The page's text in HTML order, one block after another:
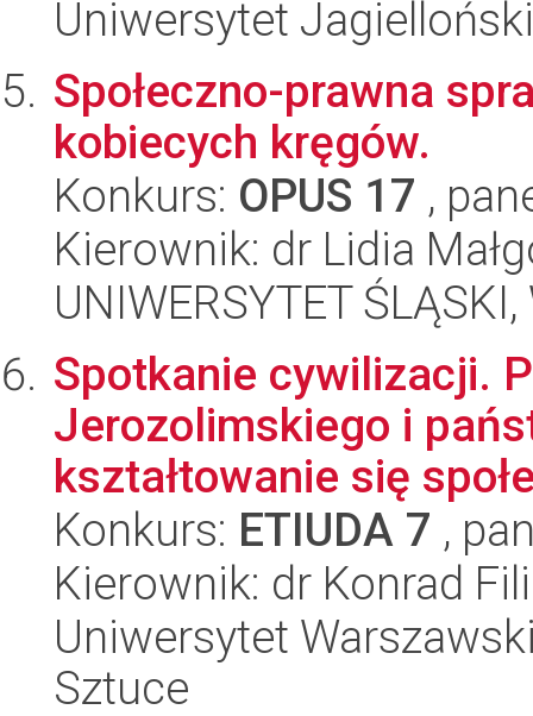
Uniwersytet
Społeczno-prawna
kobiecych kręgów.
Konkurs: OPUS 17 ,
Kierownik: dr Lidia
UNIWERSYTET
Spotkanie cywilizacji.
Jerozolimskiego i
kształtowanie się
Konkurs: ETIUDA 7 ,
Kierownik: dr Konrad
Uniwersytet
Sztuce